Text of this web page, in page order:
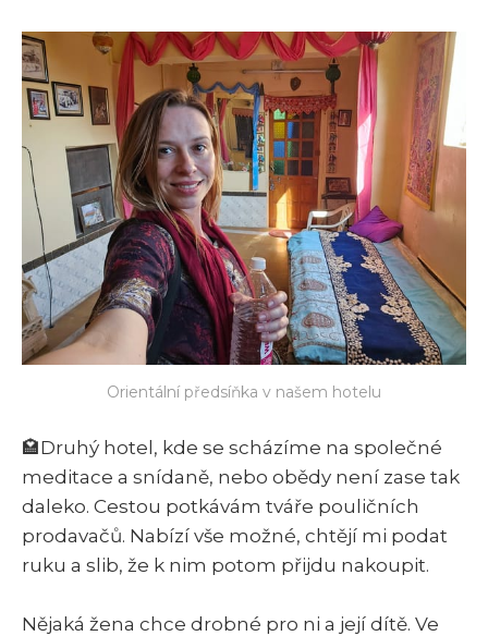
Orientální předsíňka v našem hotelu
🏩Druhý hotel, kde se scházíme na společné
meditace a snídaně, nebo obědy není zase tak
daleko. Cestou potkávám tváře pouličních
prodavačů. Nabízí vše možné, chtějí mi podat
ruku a slib, že k nim potom přijdu nakoupit.
Nějaká žena chce drobné pro ni a její dítě. Ve